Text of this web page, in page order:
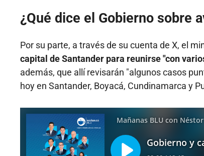
¿Qué dice el Gobierno sobre
Por su parte, a través de su cuenta de X, el
capital de Santander para reunirse "con
además, que allí revisarán "algunos casos
hoy en Santander, Boyacá, Cundinamarca y